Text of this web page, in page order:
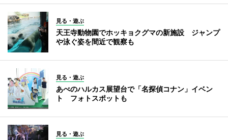
見る・遊ぶ
天王寺動物園でホッキョクグマの新施設 ジャンプ
や泳ぐ姿を間近で観察も
見る・遊ぶ
あべのハルカス展望台で「名探偵コナン」イベン
ト フォトスポットも
見る・遊ぶ